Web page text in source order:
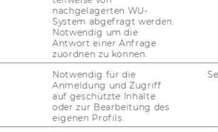
For­schungs­an­satz und ar­bei­ten dabei
inn/en, Uni­ver­si­tä­ten und Un­
es, einen si­gni­fi­kan­ten Bei­trag zum wis­
nachgelagerten WU-
System abgefragt werden.
Notwendig um die
Antwort einer Anfrage
zuordnen zu können.
Notwendig für die
Anmeldung und Zugriff
auf geschützte Inhalte
oder zur Bearbeitung des
eigenen Profils.